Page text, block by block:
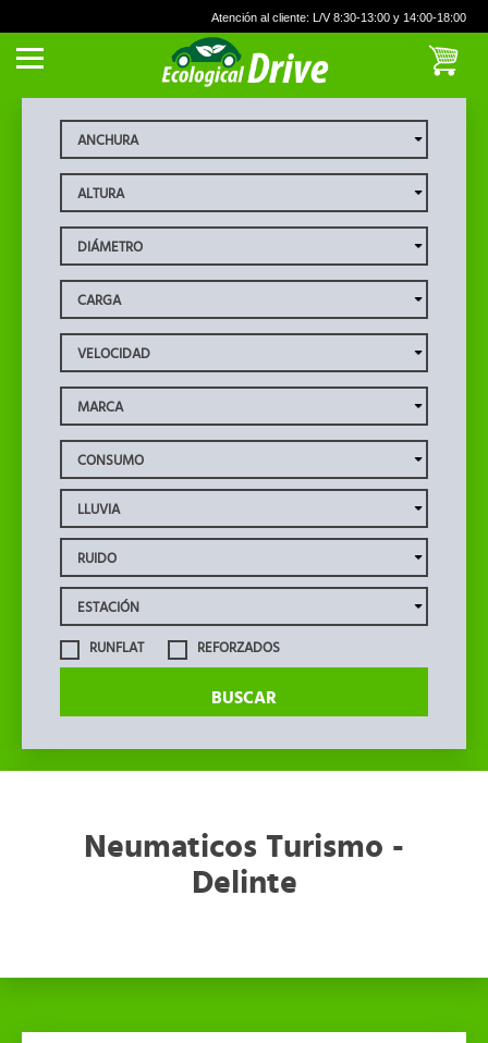
RUNFLAT REFORZADOS
BUSCAR
Neumaticos Turismo -
Delinte
Atención al cliente: L/V 8:30-13:00 y 14:00-18:00